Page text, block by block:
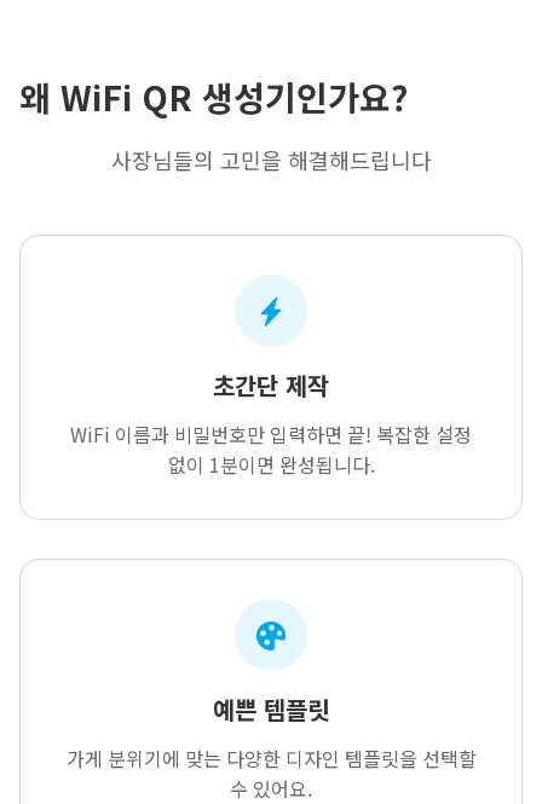
왜 WiFi QR 생성기인가요?
사장님들의 고민을 해결해드립니다
초간단 제작
WiFi 이름과 비밀번호만 입력하면 끝! 복잡한 설정
없이 1분이면 완성됩니다.
예쁜 템플릿
가게 분위기에 맞는 다양한 디자인 템플릿을 선택할
수 있어요.